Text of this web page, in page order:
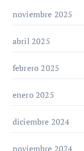
noviembre 2025
abril 2025
febrero 2025
enero 2025
diciembre 2024
noviembre 2024